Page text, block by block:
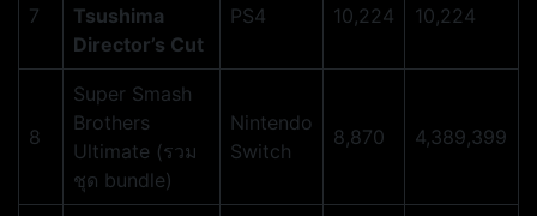
7
Tsushima
Director’s Cut
PS4 10,224 10,224
8
Super Smash
Brothers
Ultimate (รวม
ชุด bundle)
Nintendo
Switch
8,870 4,389,399